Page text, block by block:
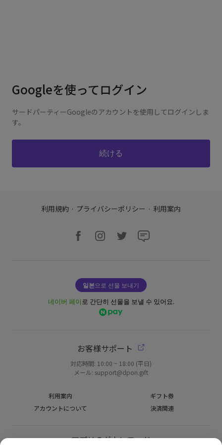
Googleを使ってログイン
サードパーティーGoogleのアカウントを使用してログインしま
す。
利用規約 · プライバシーポリシー · 利用案内
일본으로 선물 보내기
네이버 페이로 간단히 선물을 보낼 수 있어요.
お客様サポート
対応時間: 10:00 ~ 18:00 (平日)
メール: support@dpon.gift
利用案内
ギフト券
アカウントについて
決済関連
アプリのダウンロード